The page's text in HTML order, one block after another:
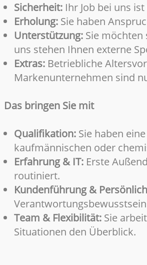
Sicherheit: Ihr Job bei uns
Erholung: Sie haben
Unterstützung: Sie möchten
uns stehen Ihnen externe
Extras: Betriebliche
Markenunternehmen sind
Das bringen Sie mit
Qualifikation: Sie haben
kaufmännischen oder
Erfahrung & IT: Erste
routiniert.
Kundenführung &
Team & Flexibilität: Sie
Situationen den Überblick.